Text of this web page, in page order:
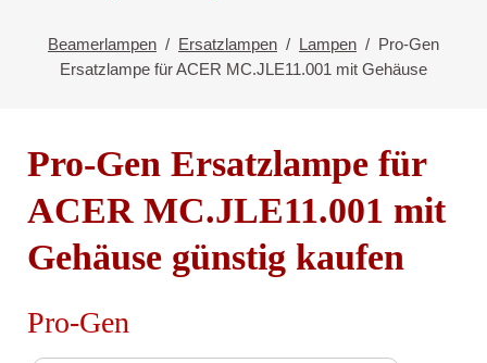
Beamerlampen Ersatzlampen Lampen
Pro-Gen
Ersatzlampe für ACER MC.JLE11.001 mit Gehäuse
Pro-Gen Ersatzlampe für
ACER MC.JLE11.001 mit
Gehäuse günstig kaufen
Pro-Gen